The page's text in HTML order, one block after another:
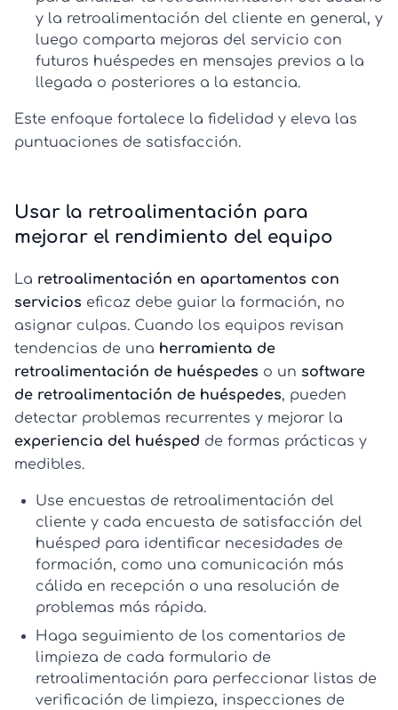
y la retroalimentación del cliente en general, y
luego comparta mejoras del servicio con
futuros huéspedes en mensajes previos a la
llegada o posteriores a la estancia.
Este enfoque fortalece la fidelidad y eleva las
puntuaciones de satisfacción.
Usar la retroalimentación para
mejorar el rendimiento del equipo
La retroalimentación en apartamentos con
servicios eficaz debe guiar la formación, no
asignar culpas. Cuando los equipos revisan
tendencias de una herramienta de
retroalimentación de huéspedes o un software
de retroalimentación de huéspedes, pueden
detectar problemas recurrentes y mejorar la
experiencia del huésped de formas prácticas y
medibles.
Use encuestas de retroalimentación del
cliente y cada encuesta de satisfacción del
huésped para identificar necesidades de
formación, como una comunicación más
cálida en recepción o una resolución de
problemas más rápida.
Haga seguimiento de los comentarios de
limpieza de cada formulario de
retroalimentación para perfeccionar listas de
verificación de limpieza, inspecciones de